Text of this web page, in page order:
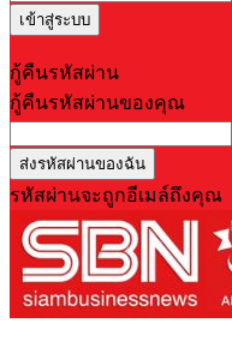
กู้คืนรหัสผ่าน
กู้คืนรหัสผ่านของคุณ
รหัสผ่านจะถูกอีเมล์ถึงคุณ